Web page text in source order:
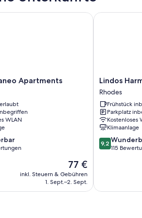
Apartments
WLAN
Der
Preis
beträgt
77 €
inkl. Steuern & Gebühren
1. Sept.–2. Sept.
Apartments
Lindos
Harmony
Suites
Rhodes
Lindos
Rhodes
Frühstück
Parkplatz
Kostenloses
Klimaanlage
9.2
von
9,2
115
Lindos